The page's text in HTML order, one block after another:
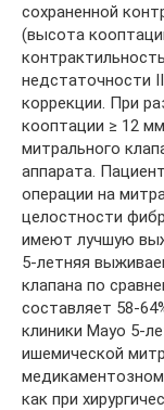
сохраненной
(высота
недстаточности
коррекции. При
кооптации ≥ 12
митрального
аппарата.
операции на
целостности
имеют лучшую
5-летняя
клапана по
составляет 58-
клиники Mayo 5-
ишемической
медикаментозном
как при